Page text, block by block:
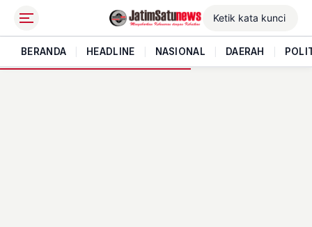
BERANDA HEADLINE NASIONAL DAERAH